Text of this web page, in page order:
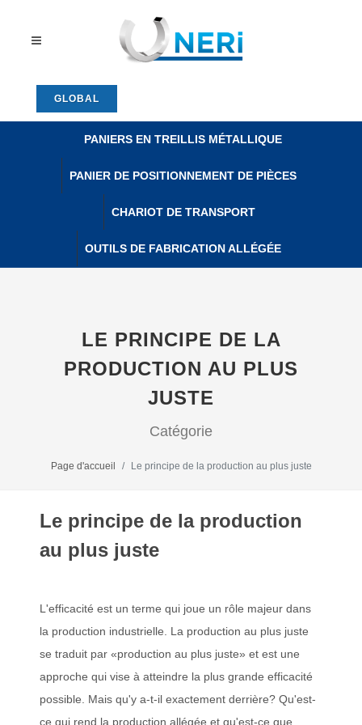
GLOBAL
PANIERS EN TREILLIS MÉTALLIQUE
PANIER DE POSITIONNEMENT DE PIÈCES
CHARIOT DE TRANSPORT
OUTILS DE FABRICATION ALLÉGÉE
LE PRINCIPE DE LA
PRODUCTION AU PLUS
JUSTE
Catégorie
Page d'accueil Le principe de la production au plus juste
Le principe de la production
au plus juste
L'efficacité est un terme qui joue un rôle majeur dans
la production industrielle. La production au plus juste
se traduit par «production au plus juste» et est une
approche qui vise à atteindre la plus grande efficacité
possible. Mais qu'y a-t-il exactement derrière? Qu'est-
ce qui rend la production allégée et qu'est-ce que